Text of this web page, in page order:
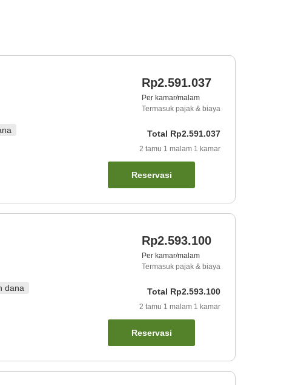
Rp2.591.037
Per kamar/malam
Termasuk pajak & biaya
Total Rp2.591.037
2 tamu 1 malam 1 kamar
Reservasi
dana
Rp2.593.100
Per kamar/malam
Termasuk pajak & biaya
Total Rp2.593.100
2 tamu 1 malam 1 kamar
Reservasi